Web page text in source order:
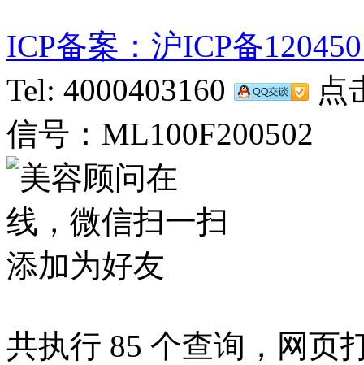
ICP备案：沪ICP备
Tel: 4000403160
点
信号：ML100F200502
共执行 85 个查询，网页